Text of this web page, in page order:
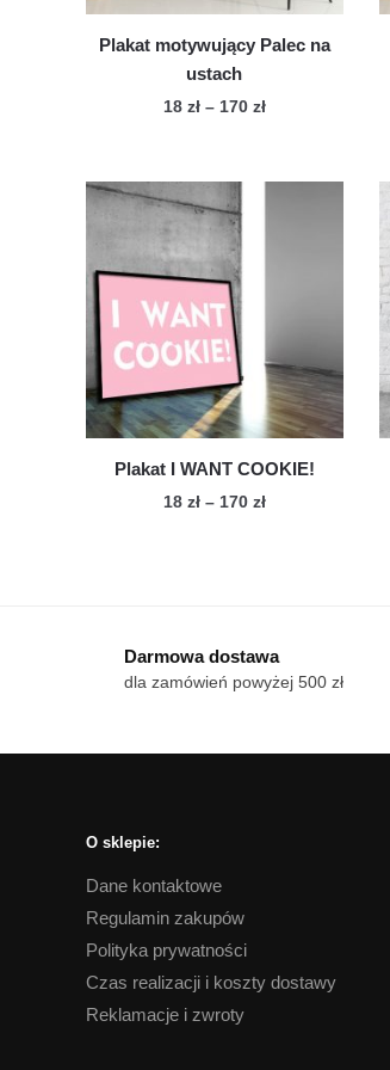
Plakat motywujący Palec na
ustach
18 zł – 170 złZakres
18 zł
produkt
ma
wiele
wariantów.
Opcje
można
wybrać
na
stronie
Plakat I WANT COOKIE!
18 zł – 170 złZakres
wariantów.
Opcje
wybrać
Darmowa dostawa
dla zamówień powyżej 500 zł
O sklepie:
Dane kontaktowe
Regulamin zakupów
Polityka prywatności
Czas realizacji i koszty dostawy
Reklamacje i zwroty